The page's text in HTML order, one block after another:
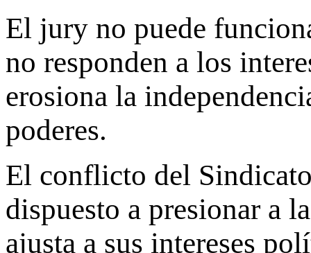
El jury no puede
no responden a los
erosiona la
poderes.
El conflicto del
dispuesto a presionar a
ajusta a sus intereses